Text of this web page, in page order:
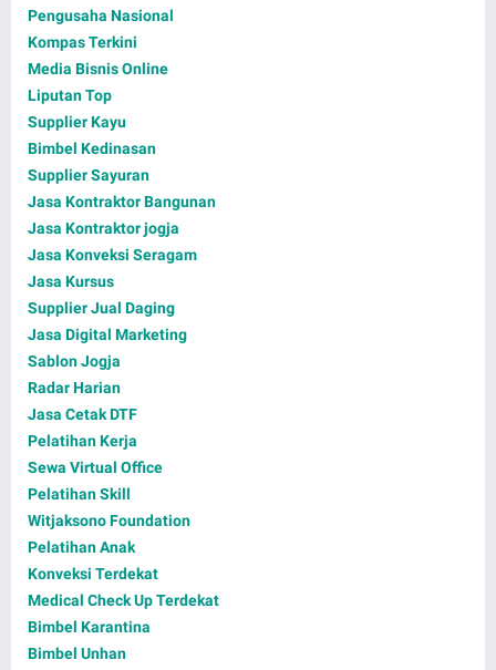
Pengusaha Nasional
Kompas Terkini
Media Bisnis Online
Liputan Top
Supplier Kayu
Bimbel Kedinasan
Supplier Sayuran
Jasa Kontraktor Bangunan
Jasa Kontraktor jogja
Jasa Konveksi Seragam
Jasa Kursus
Supplier Jual Daging
Jasa Digital Marketing
Sablon Jogja
Radar Harian
Jasa Cetak DTF
Pelatihan Kerja
Sewa Virtual Office
Pelatihan Skill
Witjaksono Foundation
Pelatihan Anak
Konveksi Terdekat
Medical Check Up Terdekat
Bimbel Karantina
Bimbel Unhan